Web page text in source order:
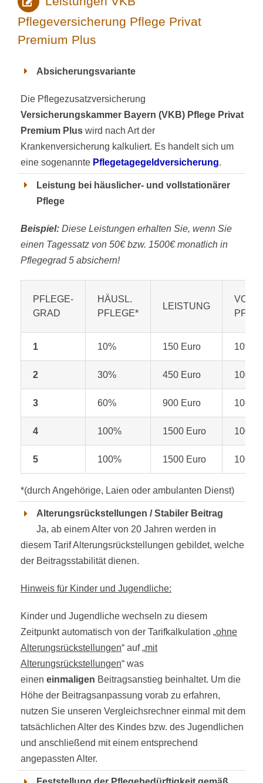
Pflegeversicherung Pflege Privat
Premium Plus
Absicherungsvariante
Die Pflegezusatzversicherung
Versicherungskammer Bayern (VKB) Pflege Privat
Premium Pluswird nach Art der
Krankenversicherung kalkuliert. Es handelt sich um
eine sogenannte Pflegetagegeldversicherung.
Leistung bei häuslicher- und vollstationärer
Pflege
Beispiel:Diese Leistungen erhalten Sie, wenn Sie
einen Tagessatz von 50€ bzw. 1500€ monatlich in
Pflegegrad 5 absichern!
PFLEGE-
GRAD
HÄUSL.
PFLEGE*
LEISTUNG
1 10% 150 Euro 10%
2 30% 450 Euro 100%
3 60% 900 Euro 100%
4 100% 1500 Euro 100%
5 100% 1500 Euro 100%
*(durch Angehörige, Laien oder ambulanten Dienst)
Alterungsrückstellungen / Stabiler Beitrag
Ja, ab einem Alter von 20 Jahren werden in
diesem Tarif Alterungsrückstellungen gebildet, welche
der Beitragsstabilität dienen.
Hinweis für Kinder und Jugendliche:
Kinder und Jugendliche wechseln zu diesem
Zeitpunkt automatisch von der Tarifkalkulation „ohne
Alterungsrückstellungen“ auf „mit
Alterungsrückstellungen“ was
einen einmaligen Beitragsanstieg beinhaltet. Um die
Höhe der Beitragsanpassung vorab zu erfahren,
nutzen Sie unseren Vergleichsrechner einmal mit dem
tatsächlichen Alter des Kindes bzw. des Jugendlichen
und anschließend mit einem entsprechend
angepassten Alter.